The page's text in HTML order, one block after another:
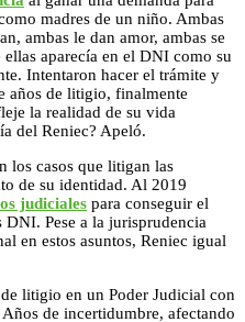
madres de un niño. Ambas
ambas le dan amor, ambas se
aparecía en el DNI como su
Intentaron hacer el trámite y
años de litigio, finalmente
la realidad de su vida
del Reniec? Apeló.
los casos que litigan las
de su identidad. Al 2019
judiciales para conseguir el
Pese a la jurisprudencia
en estos asuntos, Reniec igual
litigio en un Poder Judicial con
de incertidumbre, afectando